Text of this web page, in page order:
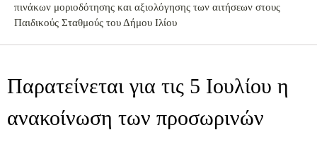
πινάκων μοριοδότησης και αξιολόγησης των αιτήσεων στους
Παιδικούς Σταθμούς του Δήμου Ιλίου
Παρατείνεται για τις 5 Ιουλίου η
ανακοίνωση των προσωρινών